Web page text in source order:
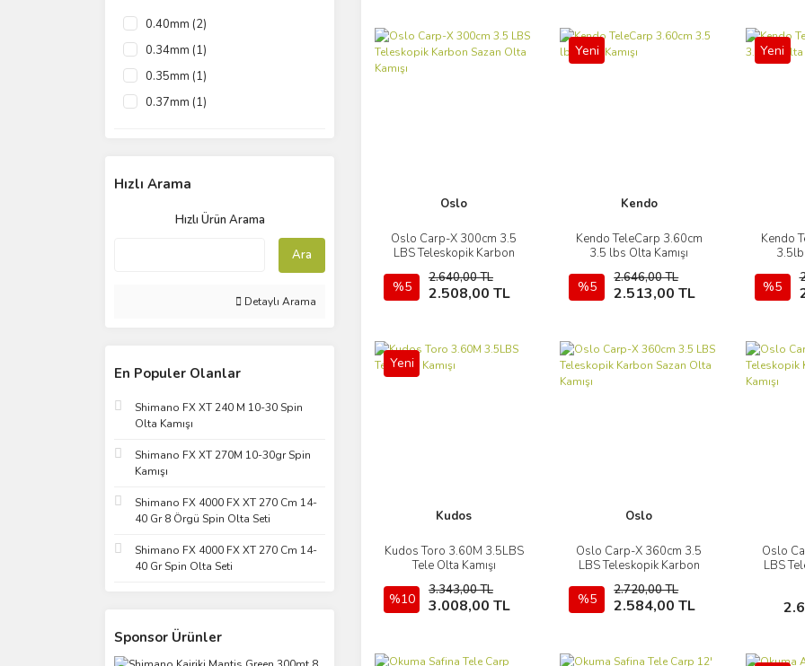
0.40mm (2)
0.34mm (1)
0.35mm (1)
0.37mm (1)
Hızlı Arama
Hızlı Ürün Arama
Ara
Detaylı Arama
En Populer Olanlar
Shimano FX XT 240 M 10-30 Spin
Olta Kamışı
Shimano FX XT 270M 10-30gr Spin
Kamışı
Shimano FX 4000 FX XT 270 Cm 14-
40 Gr 8 Örgü Spin Olta Seti
Shimano FX 4000 FX XT 270 Cm 14-
40 Gr Spin Olta Seti
Sponsor Ürünler
Oslo
Oslo Carp-X 300cm 3.5
LBS Teleskopik Karbon
%5
2.640,00 TL
2.508,00 TL
İncele
Sepete Ekle
Yeni
Kendo
Kendo TeleCarp 3.60cm
3.5 lbs Olta Kamışı
%5
2.646,00 TL
2.513,00 TL
İncele
Sepete Ekle
Yeni
Kendo
%5
Yeni
Kudos
Kudos Toro 3.60M 3.5LBS
Tele Olta Kamışı
%10
3.343,00 TL
3.008,00 TL
İncele
Sepete Ekle
Oslo
Oslo Carp-X 360cm 3.5
LBS Teleskopik Karbon
%5
2.720,00 TL
2.584,00 TL
İncele
Sepete Ekle
Oslo
LBS